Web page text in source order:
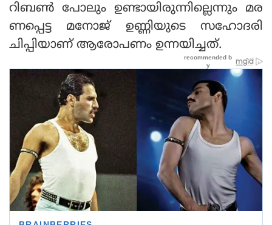
റിബണ്‍ പോലും ഉണ്ടായിരുന്നില്ലെന്നും മര
ണപ്പെട്ട മനോജ് ഉണ്ണിയുടെ സഹോദരി
ചിപ്പിയാണ് ആരോപണം ഉന്നയിച്ചത്.